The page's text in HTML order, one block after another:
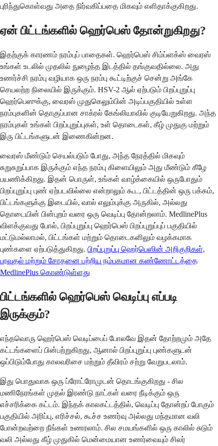
புரிந்துகொள்வது அதை நிர்வகிப்பதை மிகவும் எளிதாக்குகிறது.
ஏன் பிட்டங்களில் ஹெர்பெஸ் தோன்றுகிறது?
இதற்குக் காரணம் நரம்புப் பாதைகள். ஹெர்பெஸ் சிம்ப்ளக்ஸ் வைரஸ்
உங்கள் உடலில் முதலில் நுழைந்த இடத்தில் தங்குவதில்லை. அது
உணர்ச்சி நரம்பு வழியாக ஒரு நரம்பு கூட்டிற்குச் சென்று அங்கே
செயலற்ற நிலையில் இருக்கும். HSV-2 ஆல் ஏற்படும் பிறப்புறுப்பு
ஹெர்பெஸுக்கு, வைரஸ் முதுகெலும்பின் அடிப்பகுதியில் உள்ள
நரம்புகளின் தொகுப்பான சாக்ரல் கேங்லியாவில் குடியேறுகிறது. அந்த
நரம்புகள் உங்கள் பிறப்புறுப்புகள், உள் தொடைகள், கீழ் முதுகு மற்றும்
இரு பிட்டங்களுடன் இணைகின்றன.
வைரஸ் மீண்டும் செயல்படும் போது, ​​அந்த நேரத்தில் மிகவும்
சுறுசுறுப்பாக இருக்கும் எந்த நரம்பு கிளையிலும் அது மீண்டும் கீழே
பயணிக்கிறது. இதன் பொருள், உங்கள் வாழ்க்கையில் ஒருபோதும்
பிறப்புறுப்பு புண் ஏற்படவில்லை என்றாலும் கூட, பிட்டத்தின் ஒரு பக்கம்,
பிட்டங்களுக்கு இடையில், வால் எலும்புக்கு அருகில், அல்லது
தொடையின் பின்புறம் வரை ஒரு வெடிப்பு தோன்றலாம். MedlinePlus
விளக்குவது போல், பிறப்புறுப்பு ஹெர்பெஸ் பிறப்புறுப்புப் பகுதியில்
மட்டுமல்லாமல், பிட்டங்கள் மற்றும் தொடைகளிலும் வழக்கமாக
புண்களை ஏற்படுத்துகிறது. பிறப்புறுப்பு ஹெர்பெஸின் அறிகுறிகள்,
பரவுதல் மற்றும் சோதனை பற்றிய நம்பகமான கண்ணோட்டத்தை
MedlinePlus கொண்டுள்ளது
பிட்டங்களில் ஹெர்பெஸ் வெடிப்பு எப்படி
இருக்கும்?
எந்தவொரு ஹெர்பெஸ் வெடிப்பைப் போலவே இதன் தோற்றமும் அதே
கட்டங்களைப் பின்பற்றுகிறது, ஆனால் பிறப்புறுப்பு புண்களுடன்
ஒப்பிடும்போது காலவரிசை மற்றும் தீவிரம் சற்று வேறுபடலாம்.
இது பொதுவாக ஒரு ப்ரோட்ரோமுடன் தொடங்குகிறது - சில
மணிநேரங்கள் முதல் இரண்டு நாட்கள் வரை நீடிக்கும் ஒரு
எச்சரிக்கை கட்டம். இந்தக் காலகட்டத்தில், வெடிப்பு தோன்றப் போகும்
பகுதியில் அரிப்பு, எரிச்சல், கூச்ச உணர்வு அல்லது மந்தமான வலி
போன்றவற்றை நீங்கள் உணரலாம். சில சமயங்களில் ஒரு காலில் சுடும்
வலி அல்லது கீழ் முதுகில் மென்மையான உணர்வையும் சிலர்